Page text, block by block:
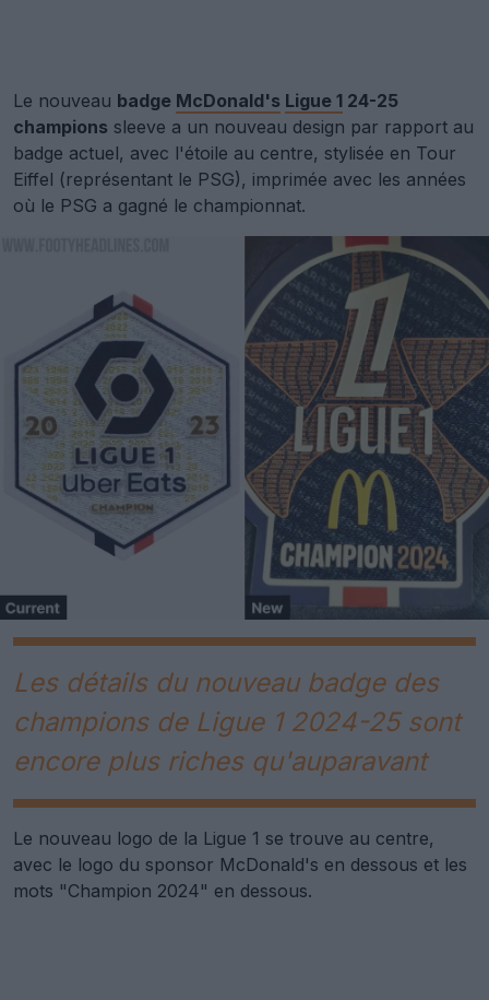
Le nouveau badge McDonald's Ligue 1 24-25
champions sleeve a un nouveau design par rapport au
badge actuel, avec l'étoile au centre, stylisée en Tour
Eiffel (représentant le PSG), imprimée avec les années
où le PSG a gagné le championnat.
Les détails du nouveau badge des
champions de Ligue 1 2024-25 sont
encore plus riches qu'auparavant
Le nouveau logo de la Ligue 1 se trouve au centre,
avec le logo du sponsor McDonald's en dessous et les
mots "Champion 2024" en dessous.